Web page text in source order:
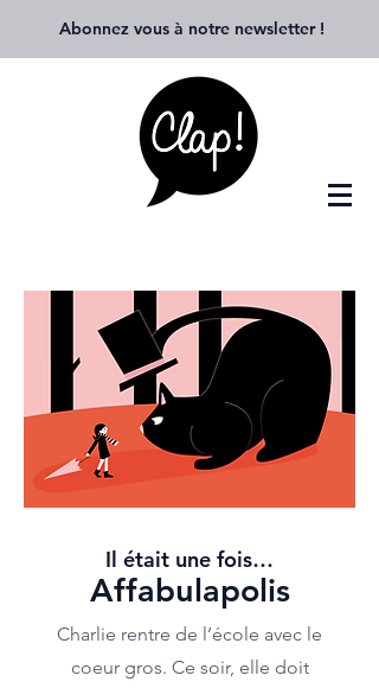
Abonnez vous à notre newsletter!
Il était une fois…
Affabulapolis
Charlie rentre de l’école avec le
coeur gros. Ce soir, elle doit